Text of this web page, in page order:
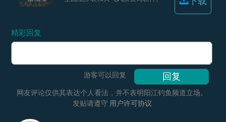
精彩回复
游客可以回复
网友评论仅供其表达个人看法，并不表明阳江钓鱼频道立场。
发贴请遵守 用户许可协议